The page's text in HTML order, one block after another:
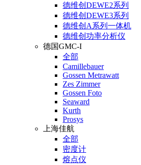
德维创DEWE2系列
德维创DEWE3系列
德维创A系列一体机
德维创功率分析仪
德国GMC-I
全部
Camillebauer
Gossen Metrawatt
Zes Zimmer
Gossen Foto
Seaward
Kurth
Prosys
上海佳航
全部
密度计
熔点仪